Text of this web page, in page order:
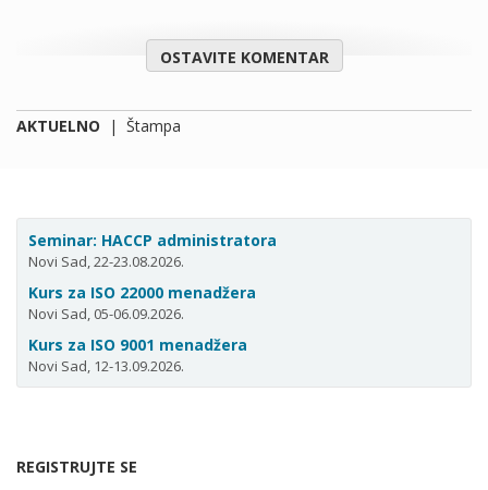
OSTAVITE KOMENTAR
AKTUELNO | Štampa
Seminar: HACCP administratora
Novi Sad, 22-23.08.2026.
Kurs za ISO 22000 menadžera
Novi Sad, 05-06.09.2026.
Kurs za ISO 9001 menadžera
Novi Sad, 12-13.09.2026.
REGISTRUJTE SE